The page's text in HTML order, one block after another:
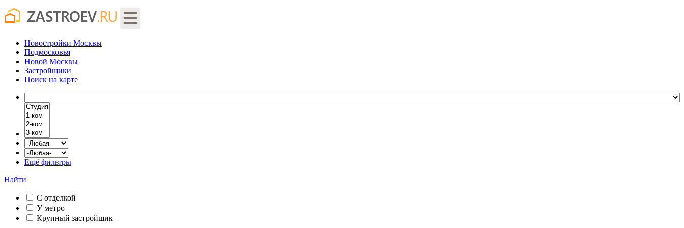
Новостройки Москвы
Подмосковья
Новой Москвы
Застройщики
Поиск на карте
Ещё фильтры
Найти
С отделкой
У метро
Крупный застройщик